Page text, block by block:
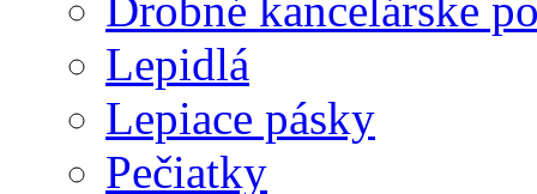
Lepidlá
Lepiace pásky
Pečiatky